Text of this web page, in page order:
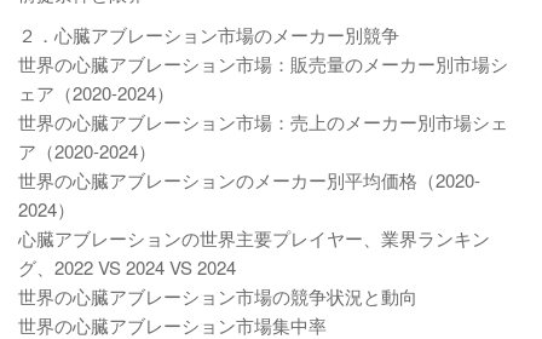
２．心臓アブレーション市場のメーカー別競争
世界の心臓アブレーション市場：販売量のメーカー別市場シ
ェア（2020-2024）
世界の心臓アブレーション市場：売上のメーカー別市場シェ
ア（2020-2024）
世界の心臓アブレーションのメーカー別平均価格（2020-
2024）
心臓アブレーションの世界主要プレイヤー、業界ランキン
グ、2022 VS 2024 VS 2024
世界の心臓アブレーション市場の競争状況と動向
世界の心臓アブレーション市場集中率